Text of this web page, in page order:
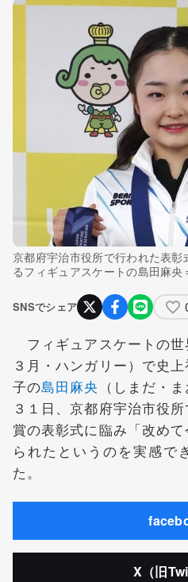
京都府宇治市役所で行われた表
るフィギュアスケートの島田麻央
SNSでシェア
フィギュアスケートの
３月・ハンガリー）で史
子の島田麻央 （しまだ・
３１日、京都府宇治市役
賞の表彰式に臨み「改め
られたというのを実感で
た。
X（旧